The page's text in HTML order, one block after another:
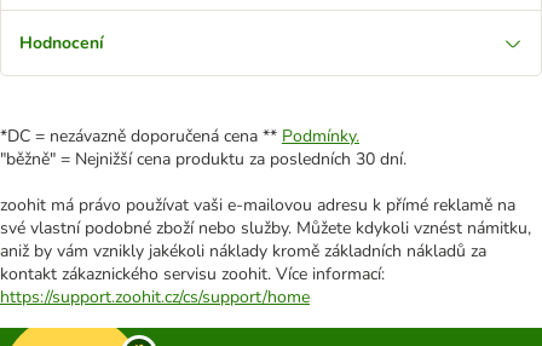
Hodnocení
*DC = nezávazně doporučená cena ** Podmínky.
"běžně" = Nejnižší cena produktu za posledních 30 dní.
zoohit má právo používat vaši e-mailovou adresu k přímé reklamě na
své vlastní podobné zboží nebo služby. Můžete kdykoli vznést námitku,
aniž by vám vznikly jakékoli náklady kromě základních nákladů za
kontakt zákaznického servisu zoohit. Více informací:
https://support.zoohit.cz/cs/support/home